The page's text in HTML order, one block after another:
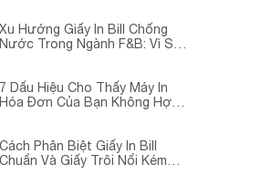
Xu Hướng Giấy In Bill Chống
Nước Trong Ngành F&B: Vì Sao
7 Dấu Hiệu Cho Thấy Máy In
Hóa Đơn Của Bạn Không Hợp
Cách Phân Biệt Giấy In Bill
Chuẩn Và Giấy Trôi Nổi Kém